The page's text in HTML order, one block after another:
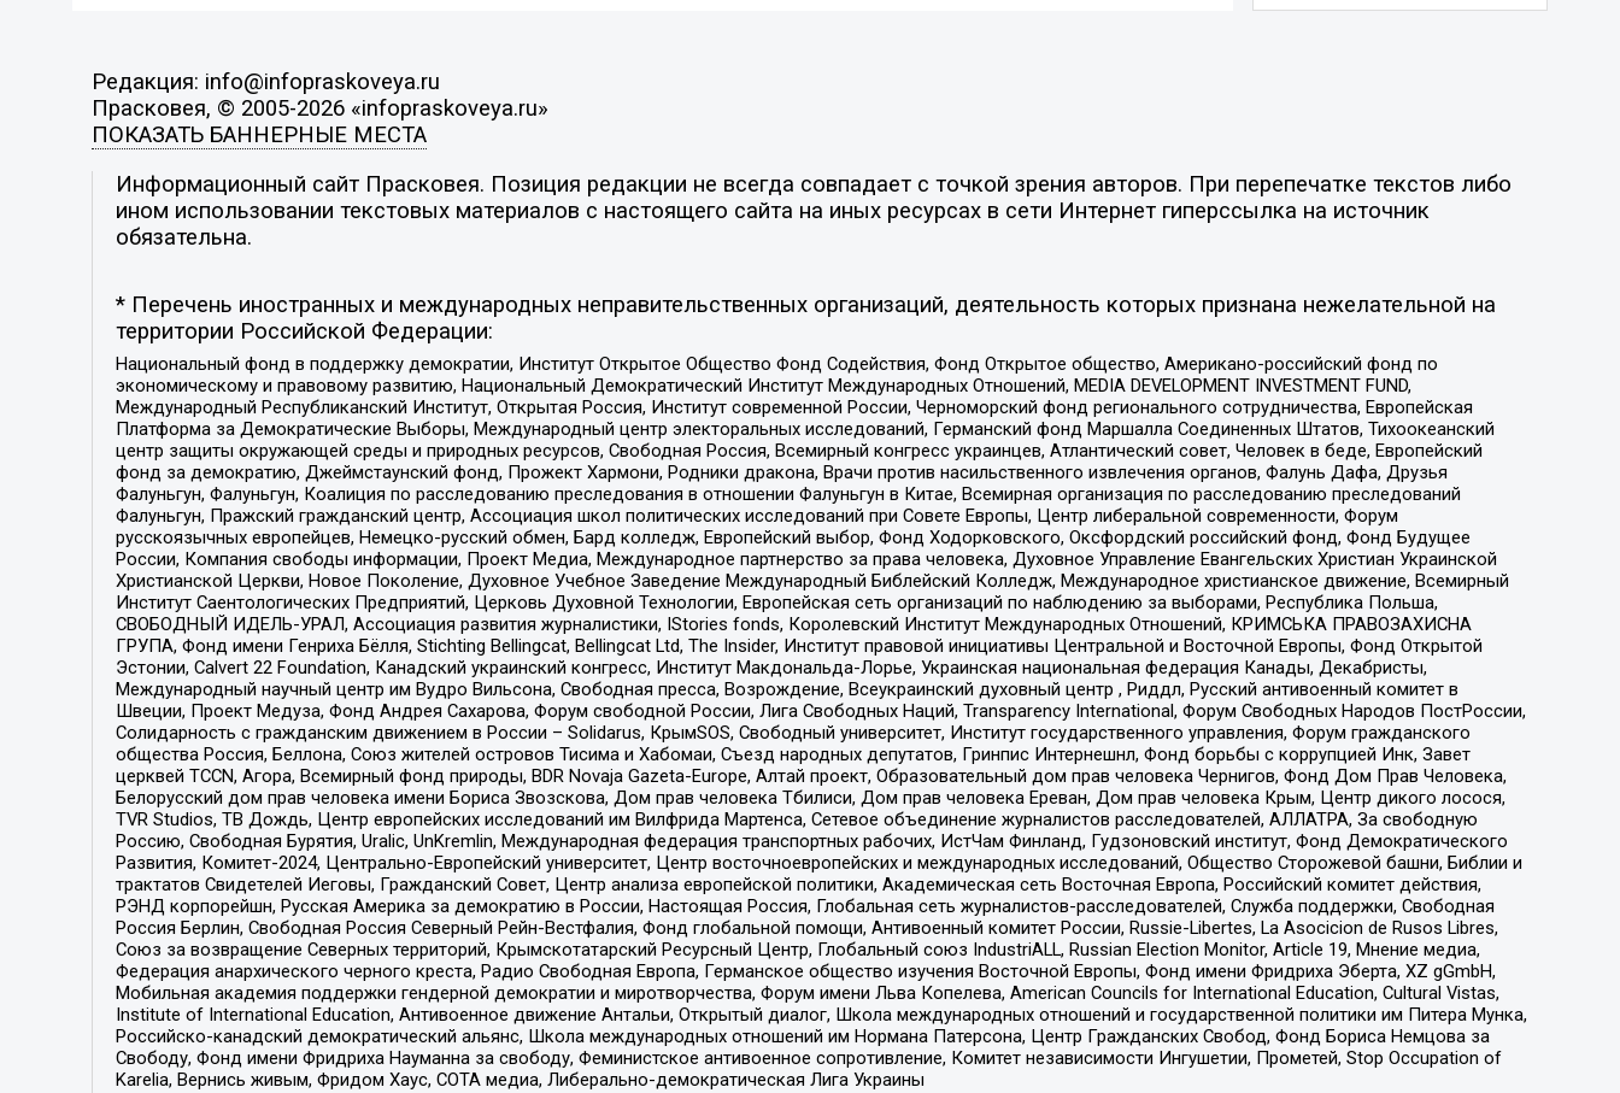
Редакция: info@infopraskoveya.ru
Прасковея, © 2005-2026 «infopraskoveya.ru»
ПОКАЗАТЬ БАННЕРНЫЕ МЕСТА
Информационный сайт Прасковея. Позиция редакции не всегда совпадает с точкой зрения авторов. При перепечатке текстов либо
ином использовании текстовых материалов с настоящего сайта на иных ресурсах в сети Интернет гиперссылка на источник
обязательна.
* Перечень иностранных и международных неправительственных организаций, деятельность которых признана нежелательной на
территории Российской Федерации:
Национальный фонд в поддержку демократии, Институт Открытое Общество Фонд Содействия, Фонд Открытое общество, Американо-российский фонд по
экономическому и правовому развитию, Национальный Демократический Институт Международных Отношений, MEDIA DEVELOPMENT INVESTMENT FUND,
Международный Республиканский Институт, Открытая Россия, Институт современной России, Черноморский фонд регионального сотрудничества, Европейская
Платформа за Демократические Выборы, Международный центр электоральных исследований, Германский фонд Маршалла Соединенных Штатов, Тихоокеанский
центр защиты окружающей среды и природных ресурсов, Свободная Россия, Всемирный конгресс украинцев, Атлантический совет, Человек в беде, Европейский
фонд за демократию, Джеймстаунский фонд, Прожект Хармони, Родники дракона, Врачи против насильственного извлечения органов, Фалунь Дафа, Друзья
Фалуньгун, Фалуньгун, Коалиция по расследованию преследования в отношении Фалуньгун в Китае, Всемирная организация по расследованию преследований
Фалуньгун, Пражский гражданский центр, Ассоциация школ политических исследований при Совете Европы, Центр либеральной современности, Форум
русскоязычных европейцев, Немецко-русский обмен, Бард колледж, Европейский выбор, Фонд Ходорковского, Оксфордский российский фонд, Фонд Будущее
России, Компания свободы информации, Проект Медиа, Международное партнерство за права человека, Духовное Управление Евангельских Христиан Украинской
Христианской Церкви, Новое Поколение, Духовное Учебное Заведение Международный Библейский Колледж, Международное христианское движение, Всемирный
Институт Саентологических Предприятий, Церковь Духовной Технологии, Европейская сеть организаций по наблюдению за выборами, Республика Польша,
СВОБОДНЫЙ ИДЕЛЬ-УРАЛ, Ассоциация развития журналистики, IStories fonds, Королевский Институт Международных Отношений, КРИМСЬКА ПРАВОЗАХИСНА
ГРУПА, Фонд имени Генриха Бёлля, Stichting Bellingcat, Bellingcat Ltd, The Insider, Институт правовой инициативы Центральной и Восточной Европы, Фонд Открытой
Эстонии, Calvert 22 Foundation, Канадский украинский конгресс, Институт Макдональда-Лорье, Украинская национальная федерация Канады, Декабристы,
Международный научный центр им Вудро Вильсона, Свободная пресса, Возрождение, Всеукраинский духовный центр , Риддл, Русский антивоенный комитет в
Швеции, Проект Медуза, Фонд Андрея Сахарова, Форум свободной России, Лига Свободных Наций, Transparеncy International, Форум Свободных Народов ПостРоссии,
Солидарность с гражданским движением в России – Solidarus, КрымSOS, Свободный университет, Институт государственного управления, Форум гражданского
общества Россия, Беллона, Союз жителей островов Тисима и Хабомаи, Съезд народных депутатов, Гринпис Интернешнл, Фонд борьбы с коррупцией Инк, Завет
церквей TCCN, Агора, Всемирный фонд природы, BDR Novaja Gazeta-Europe, Алтай проект, Образовательный дом прав человека Чернигов, Фонд Дом Прав Человека,
Белорусский дом прав человека имени Бориса Звозскова, Дом прав человека Тбилиси, Дом прав человека Ереван, Дом прав человека Крым, Центр дикого лосося,
TVR Studios, ТВ Дождь, Центр европейских исследований им Вилфрида Мартенса, Сетевое объединение журналистов расследователей, АЛЛАТРА, За свободную
Россию, Свободная Бурятия, Uralic, UnKremlin, Международная федерация транспортных рабочих, ИстЧам Финланд, Гудзоновский институт, Фонд Демократического
Развития, Комитет-2024, Центрально-Европейский университет, Центр восточноевропейских и международных исследований, Общество Сторожевой башни, Библии и
трактатов Свидетелей Иеговы, Гражданский Совет, Центр анализа европейской политики, Академическая сеть Восточная Европа, Российский комитет действия,
РЭНД корпорейшн, Русская Америка за демократию в России, Настоящая Россия, Глобальная сеть журналистов-расследователей, Служба поддержки, Свободная
Россия Берлин, Свободная Россия Северный Рейн-Вестфалия, Фонд глобальной помощи, Антивоенный комитет России, Russie-Libertes, La Asocicion de Rusos Libres,
Союз за возвращение Северных территорий, Крымскотатарский Ресурсный Центр, Глобальный союз IndustriALL, Russian Election Monitor, Article 19, Мнение медиа,
Федерация анархического черного креста, Радио Свободная Европа, Германское общество изучения Восточной Европы, Фонд имени Фридриха Эберта, XZ gGmbH,
Мобильная академия поддержки гендерной демократии и миротворчества, Форум имени Льва Копелева, American Councils for International Education, Cultural Vistas,
Institute of International Education, Антивоенное движение Антальи, Открытый диалог, Школа международных отношений и государственной политики им Питера Мунка,
Российско-канадский демократический альянс, Школа международных отношений им Нормана Патерсона, Центр Гражданских Свобод, Фонд Бориса Немцова за
Свободу, Фонд имени Фридриха Науманна за свободу, Феминистское антивоенное сопротивление, Комитет независимости Ингушетии, Прометей, Stop Occupation of
Karelia, Вернись живым, Фридом Хаус, СОТА медиа, Либерально-демократическая Лига Украины